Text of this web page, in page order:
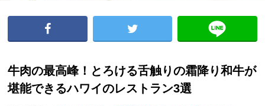
牛肉の最高峰！とろける舌触りの霜降り和牛が
堪能できるハワイのレストラン3選